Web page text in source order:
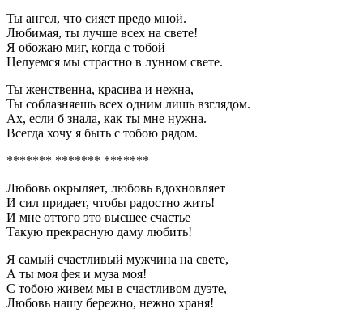
Ты ангел, что сияет предо мной.
Любимая, ты лучше всех на свете!
Я обожаю миг, когда с тобой
Целуемся мы страстно в лунном свете.
Ты женственна, красива и нежна,
Ты соблазняешь всех одним лишь взглядом.
Ах, если б знала, как ты мне нужна.
Всегда хочу я быть с тобою рядом.
******* ******* *******
Любовь окрыляет, любовь вдохновляет
И сил придает, чтобы радостно жить!
И мне оттого это высшее счастье
Такую прекрасную даму любить!
Я самый счастливый мужчина на свете,
А ты моя фея и муза моя!
С тобою живем мы в счастливом дуэте,
Любовь нашу бережно, нежно храня!